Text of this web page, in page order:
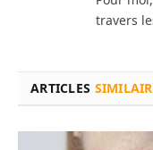
travers
ARTICLES